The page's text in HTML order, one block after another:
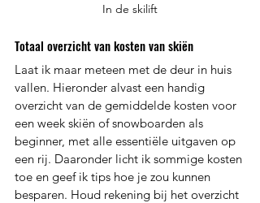
In de skilift
Totaal overzicht van kosten van skiën
Laat ik maar meteen met de deur in huis
vallen. Hieronder alvast een handig
overzicht van de gemiddelde kosten voor
een week skiën of snowboarden als
beginner, met alle essentiële uitgaven op
een rij. Daaronder licht ik sommige kosten
toe en geef ik tips hoe je zou kunnen
besparen. Houd rekening bij het overzicht